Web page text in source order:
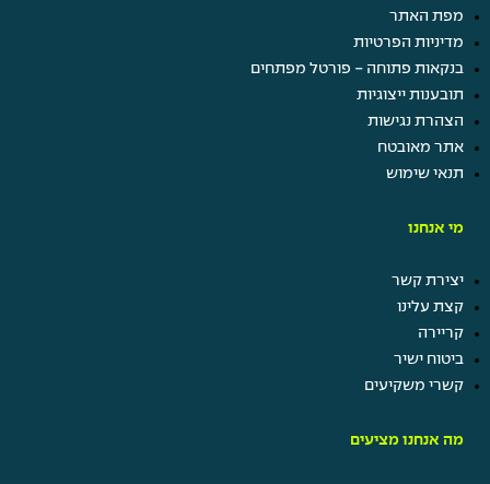
מפת האתר
מדיניות הפרטיות
בנקאות פתוחה - פורטל מפתחים
תובענות ייצוגיות
הצהרת נגישות
אתר מאובטח
תנאי שימוש
מי אנחנו
יצירת קשר
קצת עלינו
קריירה
ביטוח ישיר
קשרי משקיעים
מה אנחנו מציעים